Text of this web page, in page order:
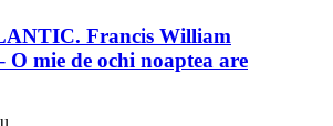
Francis William
mie de ochi noaptea are